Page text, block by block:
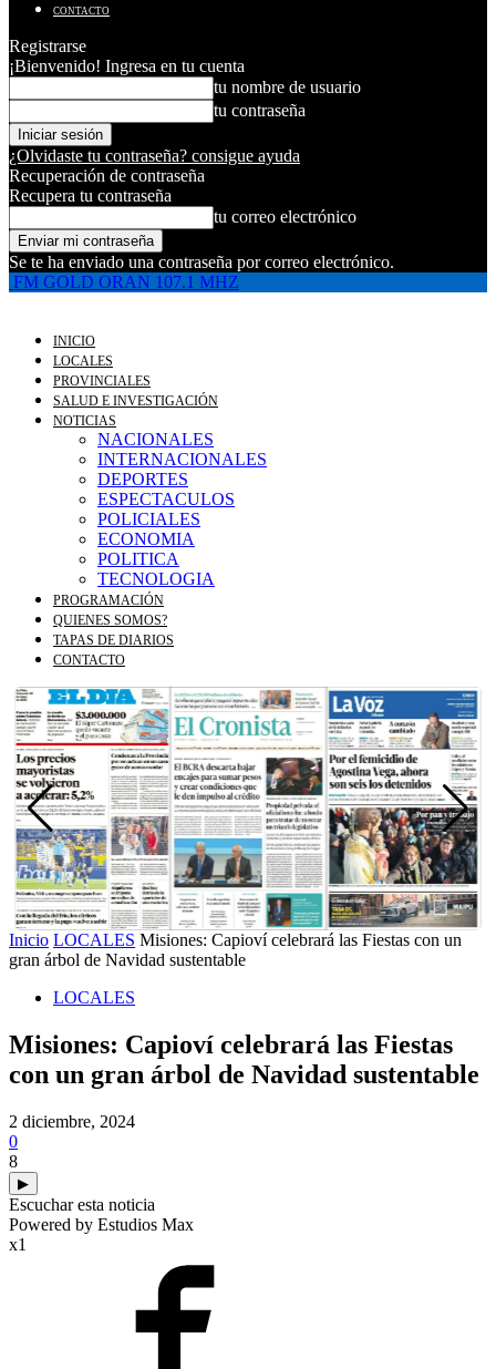
CONTACTO
Registrarse
¡Bienvenido! Ingresa en tu cuenta
tu nombre de usuario
tu contraseña
¿Olvidaste tu contraseña? consigue ayuda
Recuperación de contraseña
Recupera tu contraseña
tu correo electrónico
Se te ha enviado una contraseña por correo electrónico.
FM GOLD ORAN 107.1 MHZ
INICIO
LOCALES
PROVINCIALES
SALUD E INVESTIGACIÓN
NOTICIAS
NACIONALES
INTERNACIONALES
DEPORTES
ESPECTACULOS
POLICIALES
ECONOMIA
POLITICA
TECNOLOGIA
PROGRAMACIÓN
QUIENES SOMOS?
TAPAS DE DIARIOS
CONTACTO
Inicio LOCALES Misiones: Capioví celebrará las Fiestas con un
gran árbol de Navidad sustentable
LOCALES
Misiones: Capioví celebrará las Fiestas
con un gran árbol de Navidad sustentable
2 diciembre, 2024
0
8
▶
Escuchar esta noticia
Powered by Estudios Max
x1